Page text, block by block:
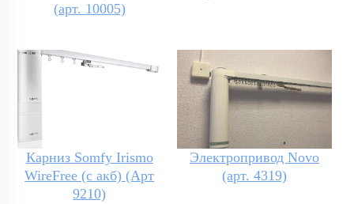
(арт. 10005)
Карниз Somfy Irismo
WireFree (с акб) (Арт
9210)
Электропривод Novo
(арт. 4319)